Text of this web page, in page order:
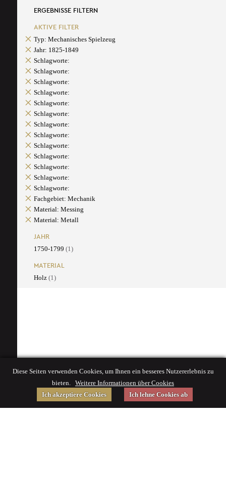
ERGEBNISSE FILTERN
AKTIVE FILTER
Typ: Mechanisches Spielzeug
Jahr: 1825-1849
Schlagworte:
Schlagworte:
Schlagworte:
Schlagworte:
Schlagworte:
Schlagworte:
Schlagworte:
Schlagworte:
Schlagworte:
Schlagworte:
Schlagworte:
Schlagworte:
Schlagworte:
Fachgebiet: Mechanik
Material: Messing
Material: Metall
JAHR
1750-1799 (1)
MATERIAL
Holz (1)
Diese Seiten verwenden Cookies, um Ihnen ein besseres Nutzererlebnis zu
bieten. Weitere Informationen über Cookies
Ich akzeptiere Cookies
Ich lehne Cookies ab